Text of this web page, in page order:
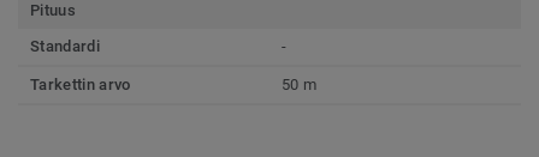
Pituus
Standardi
-
Tarkettin arvo 50 m